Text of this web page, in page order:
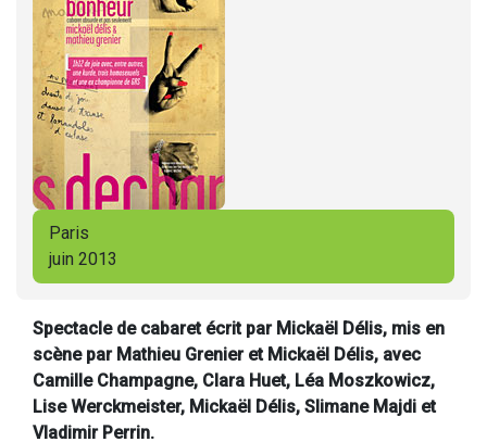
Paris
juin 2013
Spectacle de cabaret écrit par Mickaël Délis, mis en
scène par Mathieu Grenier et Mickaël Délis, avec
Camille Champagne, Clara Huet, Léa Moszkowicz,
Lise Werckmeister, Mickaël Délis, Slimane Majdi et
Vladimir Perrin.